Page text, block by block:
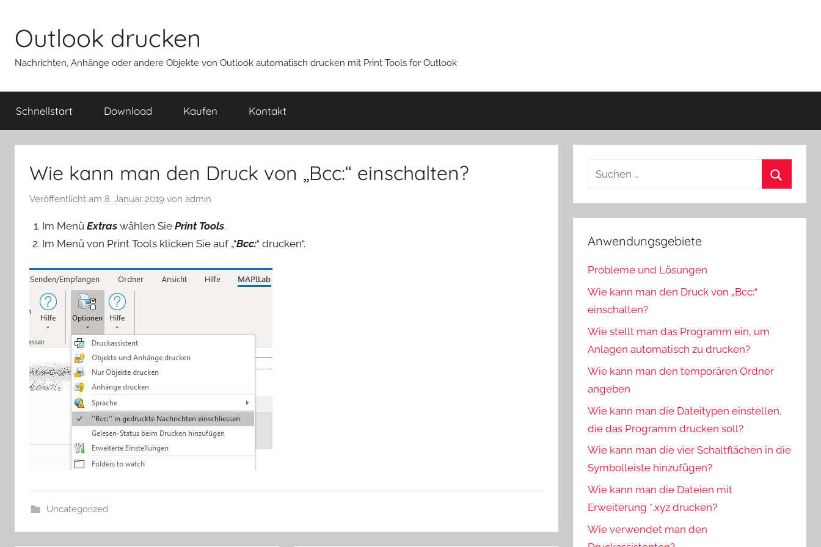
springen
Outlook drucken
Nachrichten, Anhänge oder andere Objekte von Outlook automatisch drucken mit Print Tools for Outlook
Schnellstart Download Kaufen Kontakt
Wie kann man den Druck von „Bcc:“ einschalten?
Veröffentlicht am 8. Januar 2019 von admin
Im MenüExtras wählen Sie Print Tools.
Im Menü von Print Tools klicken Sie auf „“Bcc:“ drucken“.
Uncategorized
Suchen
Anwendungsgebiete
Probleme und Lösungen
Wie kann man den Druck von „Bcc:“
einschalten?
Wie stellt man das Programm ein, um
Anlagen automatisch zu drucken?
Wie kann man den temporären Ordner
angeben
Wie kann man die Dateitypen einstellen,
die das Programm drucken soll?
Wie kann man die vier Schaltflächen in die
Symbolleiste hinzufügen?
Wie kann man die Dateien mit
Erweiterung *.xyz drucken?
Wie verwendet man den